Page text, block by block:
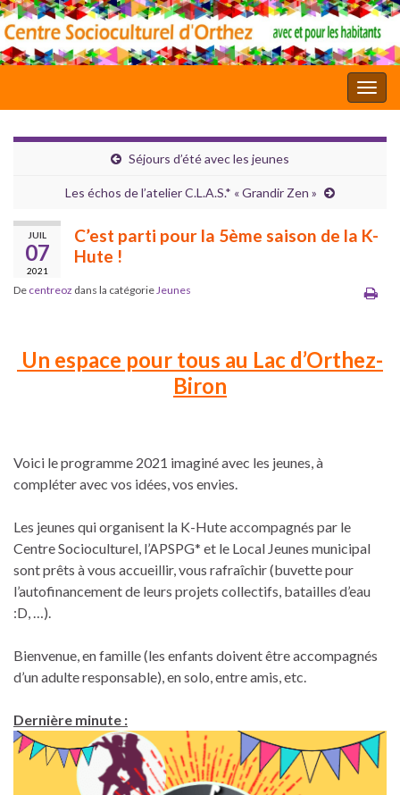
Séjours d’été avec les jeunes
Les échos de l’atelier C.L.A.S.* « Grandir Zen »
JUIL
07
2021
C’est parti pour la 5ème saison de la K-
Hute !
De centreoz dans la catégorieJeunes
Un espace pour tous au Lac d’Orthez-
Biron
Voici le programme 2021 imaginé avec les jeunes, à
compléter avec vos idées, vos envies.
Les jeunes qui organisent la K-Hute accompagnés par le
Centre Socioculturel, l’APSPG* et le Local Jeunes municipal
sont prêts à vous accueillir, vous rafraîchir (buvette pour
l’autofinancement de leurs projets collectifs, batailles d’eau
:D, …).
Bienvenue, en famille (les enfants doivent être accompagnés
d’un adulte responsable), en solo, entre amis, etc.
Dernière minute :